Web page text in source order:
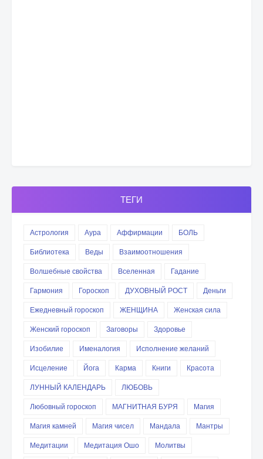
ТЕГИ
Астрология Аура Аффирмации
БОЛЬ
Библиотека
Веды
Взаимоотношения
Волшебные свойства
Вселенная
Гадание
Гармония
Гороскоп ДУХОВНЫЙ РОСТ
Деньги
Ежедневный гороскоп
ЖЕНЩИНА
Женская сила
Женский гороскоп
Заговоры
Здоровье
Изобилие
Именалогия
Исполнение желаний
Исцеление
Йога Карма Книги
Красота
ЛУННЫЙ КАЛЕНДАРЬ
ЛЮБОВЬ
Любовный гороскоп
МАГНИТНАЯ БУРЯ
Магия
Магия камней
Магия чисел Мандала
Мантры
Медитации
Медитация Ошо
Молитвы